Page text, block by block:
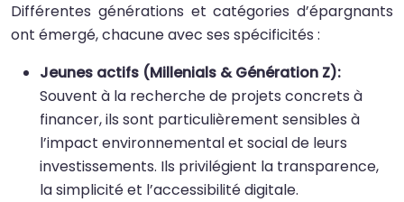
Différentes générations et catégories d’épargnants
ont émergé, chacune avec ses spécificités :
Jeunes actifs (Millenials & Génération Z):
Souvent à la recherche de projets concrets à
financer, ils sont particulièrement sensibles à
l’impact environnemental et social de leurs
investissements. Ils privilégient la transparence,
la simplicité et l’accessibilité digitale.